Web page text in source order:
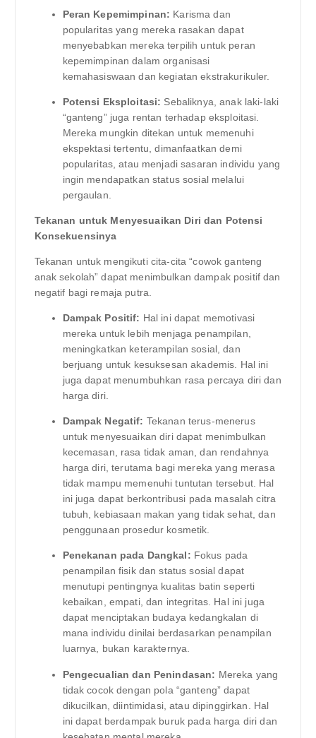
Peran Kepemimpinan: Karisma dan
popularitas yang mereka rasakan dapat
menyebabkan mereka terpilih untuk peran
kepemimpinan dalam organisasi
kemahasiswaan dan kegiatan ekstrakurikuler.
Potensi Eksploitasi: Sebaliknya, anak laki-laki
“ganteng” juga rentan terhadap eksploitasi.
Mereka mungkin ditekan untuk memenuhi
ekspektasi tertentu, dimanfaatkan demi
popularitas, atau menjadi sasaran individu yang
ingin mendapatkan status sosial melalui
pergaulan.
Tekanan untuk Menyesuaikan Diri dan Potensi
Konsekuensinya
Tekanan untuk mengikuti cita-cita “cowok ganteng
anak sekolah” dapat menimbulkan dampak positif dan
negatif bagi remaja putra.
Dampak Positif: Hal ini dapat memotivasi
mereka untuk lebih menjaga penampilan,
meningkatkan keterampilan sosial, dan
berjuang untuk kesuksesan akademis. Hal ini
juga dapat menumbuhkan rasa percaya diri dan
harga diri.
Dampak Negatif: Tekanan terus-menerus
untuk menyesuaikan diri dapat menimbulkan
kecemasan, rasa tidak aman, dan rendahnya
harga diri, terutama bagi mereka yang merasa
tidak mampu memenuhi tuntutan tersebut. Hal
ini juga dapat berkontribusi pada masalah citra
tubuh, kebiasaan makan yang tidak sehat, dan
penggunaan prosedur kosmetik.
Penekanan pada Dangkal: Fokus pada
penampilan fisik dan status sosial dapat
menutupi pentingnya kualitas batin seperti
kebaikan, empati, dan integritas. Hal ini juga
dapat menciptakan budaya kedangkalan di
mana individu dinilai berdasarkan penampilan
luarnya, bukan karakternya.
Pengecualian dan Penindasan: Mereka yang
tidak cocok dengan pola “ganteng” dapat
dikucilkan, diintimidasi, atau dipinggirkan. Hal
ini dapat berdampak buruk pada harga diri dan